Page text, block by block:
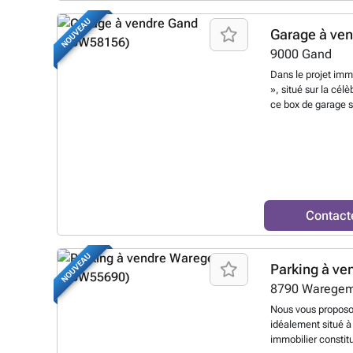
NOUVEAU Garage à
9000 Gand
Dans le projet
», situé sur la
ce box de garage
accessible via
et fait partie
entièrement
au long de
box convient
de stationnement
également un
demande de
permanent 24h/
confortables
sécurisé et fermé
contactez
NOUVEAU Parking à
8790
Nous vous
idéalement situé
immobilier